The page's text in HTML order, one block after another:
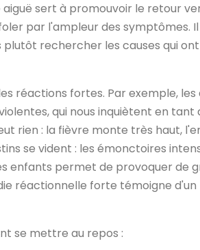
sert à promouvoir le retour
par l'ampleur des symptômes.
rechercher les causes qui
réactions fortes. Par exemple,
qui nous inquiètent en tant
rien : la fièvre monte très haut,
se vident : les émonctoires
enfants permet de provoquer de
réactionnelle forte témoigne
se mettre au repos :